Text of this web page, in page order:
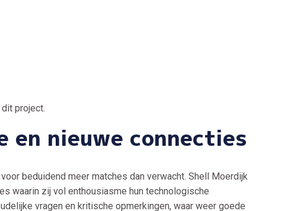
project.
nieuwe connecties
beduidend meer matches dan verwacht. Shell Moerdijk
waarin zij vol enthousiasme hun technologische
vragen en kritische opmerkingen, waar weer goede